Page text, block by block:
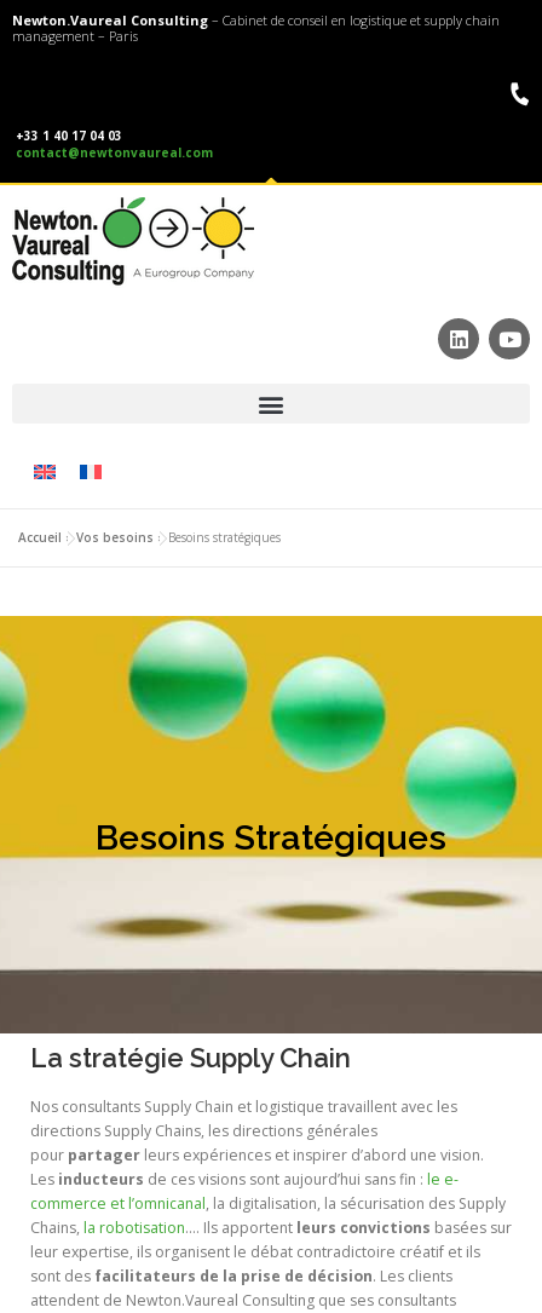
Newton.Vaureal Consulting – Cabinet de conseil en logistique et supply chain
management – Paris
+33 1 40 17 04 03
contact@newtonvaureal.com
Accueil »Vos besoins »Besoins stratégiques
Besoins Stratégiques
La stratégie Supply Chain
Nos consultants Supply Chain et logistique travaillent avec les
directions Supply Chains, les directions générales
pour partager leurs expériences et inspirer d’abord une vision.
Les inducteurs de ces visions sont aujourd’hui sans fin : le e-
commerce et l’omnicanal, la digitalisation, la sécurisation des Supply
Chains, la robotisation.… Ils apportent leurs convictions basées sur
leur expertise, ils organisent le débat contradictoire créatif et ils
sont des facilitateurs de la prise de décision. Les clients
attendent de Newton.Vaureal Consulting que ses consultants